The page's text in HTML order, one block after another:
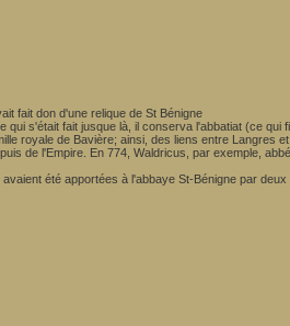
fait don d'une relique de St Bénigne
s'était fait jusque là, il conserva l'abbatiat (ce
royale de Bavière; ainsi, des liens entre Langres
de l'Empire. En 774, Waldricus, par exemple,
été apportées à l'abbaye St-Bénigne par deux